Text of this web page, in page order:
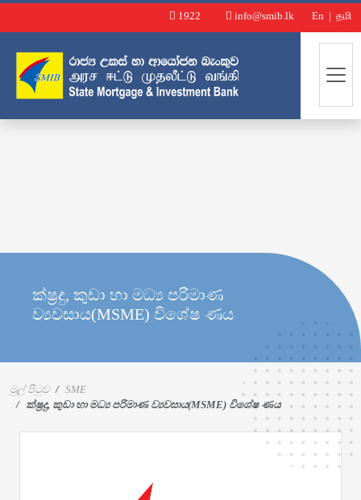
1922 info@smib.lk En | தமி
ක්ෂ්‍රදු, කුඩා හා මධ්‍ය පරිමාණ
ව්‍යවසාය(MSME) විශේෂ ණය
මුල් පිටුව
SME
ක්ෂ්‍රදු, කුඩා හා මධ්‍ය පරිමාණ ව්‍යවසාය(MSME) විශේෂ ණය